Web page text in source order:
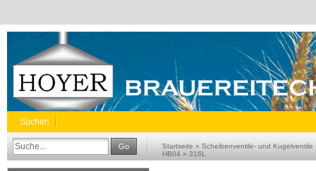
Suchen
Go Startseite » Scheibenventile- und Kugelventile
HB04 » 316L